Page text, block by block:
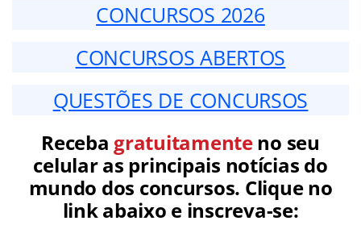
CONCURSOS 2026
CONCURSOS ABERTOS
QUESTÕES DE CONCURSOS
Receba gratuitamenteno seu
celular as principais notícias do
mundo dos concursos. Clique no
link abaixo e inscreva-se: